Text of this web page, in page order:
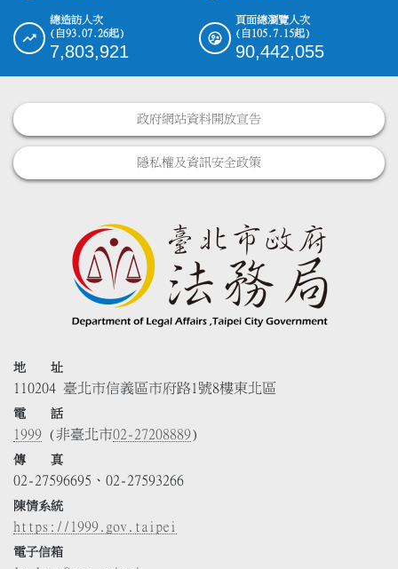
總造訪人次
(自93.07.26起)
7,803,921
頁面總瀏覽人次
(自105.7.15起)
90,442,055
政府網站資料開放宣告
隱私權及資訊安全政策
地 址
110204 臺北市信義區市府路1號8樓東北區
電 話
1999 (非臺北市02-27208889)
傳 真
02-27596695、02-27593266
陳情系統
https://1999.gov.taipei
電子信箱